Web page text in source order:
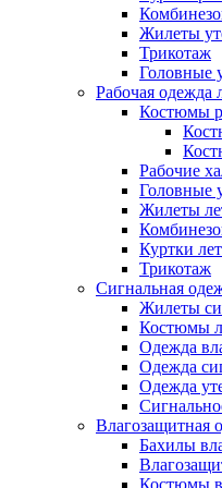
Жилеты
Трикотаж
Головные
Рабочая одежда
Костюмы
Рабочие
Головные
Жилеты
Куртки
Трикотаж
Сигнальная
Жилеты
Костюмы
Одежда
Одежда
Одежда
Влагозащитная
Бахилы
Костюмы